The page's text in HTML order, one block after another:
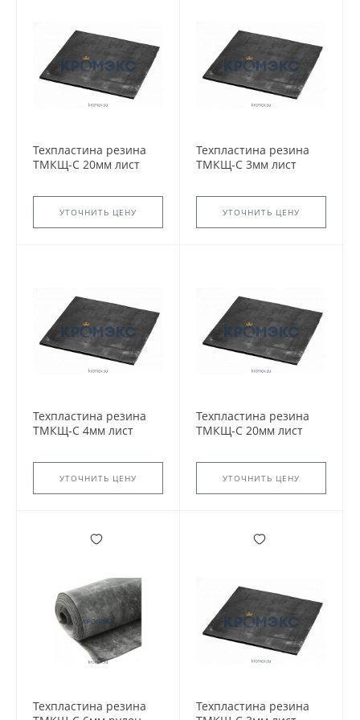
Техпластина резина
ТМКЩ-С 20мм лист
90 2Н-I-ТМКЩ-С-20
УТОЧНИТЬ ЦЕНУ
Техпластина резина
ТМКЩ-С 3мм лист
90 2Н-I-ТМКЩ-С-3
УТОЧНИТЬ ЦЕНУ
Техпластина резина
ТМКЩ-С 4мм лист
90 2Н-I-ТМКЩ-С-4
УТОЧНИТЬ ЦЕНУ
Техпластина резина
ТМКЩ-С 20мм лист
90 2Н-I-ТМКЩ-С-20.
УТОЧНИТЬ ЦЕНУ
Техпластина резина
Техпластина резина